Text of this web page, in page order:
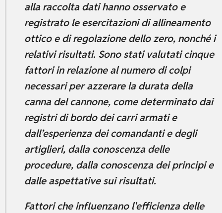
alla raccolta dati hanno osservato e
registrato le esercitazioni di allineamento
ottico e di regolazione dello zero, nonché i
relativi risultati. Sono stati valutati cinque
fattori in relazione al numero di colpi
necessari per azzerare la durata della
canna del cannone, come determinato dai
registri di bordo dei carri armati e
dall’esperienza dei comandanti e degli
artiglieri, dalla conoscenza delle
procedure, dalla conoscenza dei principi e
dalle aspettative sui risultati.
Fattori che influenzano l'efficienza delle